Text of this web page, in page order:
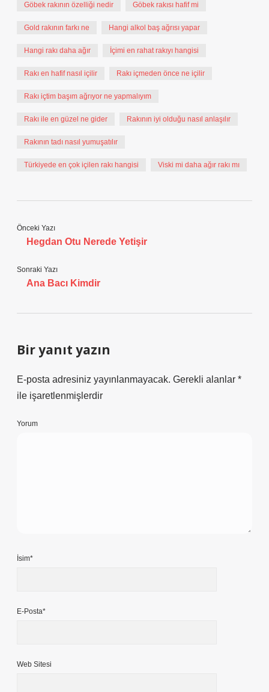
Göbek rakının özelliği nedir Göbek rakısı hafif mi
Gold rakının farkı ne Hangi alkol baş ağrısı yapar
Hangi rakı daha ağır İçimi en rahat rakıyı hangisi
Rakı en hafif nasıl içilir Rakı içmeden önce ne içilir
Rakı içtim başım ağrıyor ne yapmalıyım
Rakı ile en güzel ne gider Rakının iyi olduğu nasıl anlaşılır
Rakının tadı nasıl yumuşatılır
Türkiyede en çok içilen rakı hangisi Viski mi daha ağır rakı mı
Önceki Yazı
Hegdan Otu Nerede Yetişir
Sonraki Yazı
Ana Bacı Kimdir
Bir yanıt yazın
E-posta adresiniz yayınlanmayacak. Gerekli alanlar *
ile işaretlenmişlerdir
Yorum
İsim*
E-Posta*
Web Sitesi